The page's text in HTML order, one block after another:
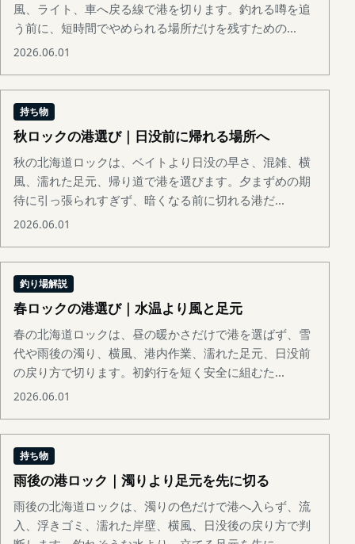
風、ライト、車へ戻る線で港を切ります。釣れる噂を追
う前に、短時間でやめられる場所だけを残すための...
2026.06.01
持ち物
秋ロックの港選び｜日没前に帰れる場所へ
秋の北海道ロックは、ベイトより日没の早さ、混雑、横
風、濡れた足元、帰り道で港を選びます。夕まずめの期
待に引っ張られすぎず、暗くなる前に切れる港だ...
2026.06.01
釣り場解説
春ロックの港選び｜水温より風と足元
春の北海道ロックは、昼の暖かさだけで港を選ばず、雪
代や雨後の濁り、横風、港内作業、濡れた足元、日没前
の戻り方で切ります。初釣行を短く安全に組むた...
2026.06.01
持ち物
雨後の港ロック｜濁りより足元を先に切る
雨後の北海道ロックは、濁りの色だけで港へ入らず、流
入、浮きゴミ、濡れた岸壁、横風、日没後の戻り方で判